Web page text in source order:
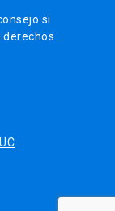
si
derechos